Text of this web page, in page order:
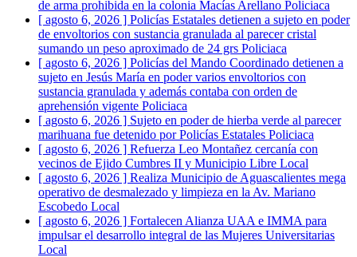
de arma prohibida en la colonia Macías Arellano Policiaca
[ agosto 6, 2026 ] Policías Estatales detienen a sujeto en poder
de envoltorios con sustancia granulada al parecer cristal
sumando un peso aproximado de 24 grs Policiaca
[ agosto 6, 2026 ] Policías del Mando Coordinado detienen a
sujeto en Jesús María en poder varios envoltorios con
sustancia granulada y además contaba con orden de
aprehensión vigente Policiaca
[ agosto 6, 2026 ] Sujeto en poder de hierba verde al parecer
marihuana fue detenido por Policías Estatales Policiaca
[ agosto 6, 2026 ] Refuerza Leo Montañez cercanía con
vecinos de Ejido Cumbres II y Municipio Libre Local
[ agosto 6, 2026 ] Realiza Municipio de Aguascalientes mega
operativo de desmalezado y limpieza en la Av. Mariano
Escobedo Local
[ agosto 6, 2026 ] Fortalecen Alianza UAA e IMMA para
impulsar el desarrollo integral de las Mujeres Universitarias
Local